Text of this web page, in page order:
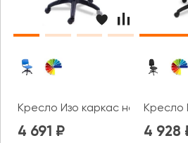
Кресло Изо каркас на
4 691
Кресло
4 928